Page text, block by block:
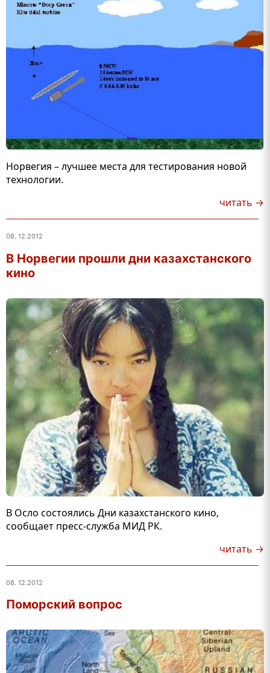
Норвегия – лучшее места для тестирования новой
технологии.
читать →
08. 12.2012
В Норвегии прошли дни казахстанского
кино
В Осло состоялись Дни казахстанского кино,
сообщает пресс-служба МИД РК.
читать →
08. 12.2012
Поморский вопрос